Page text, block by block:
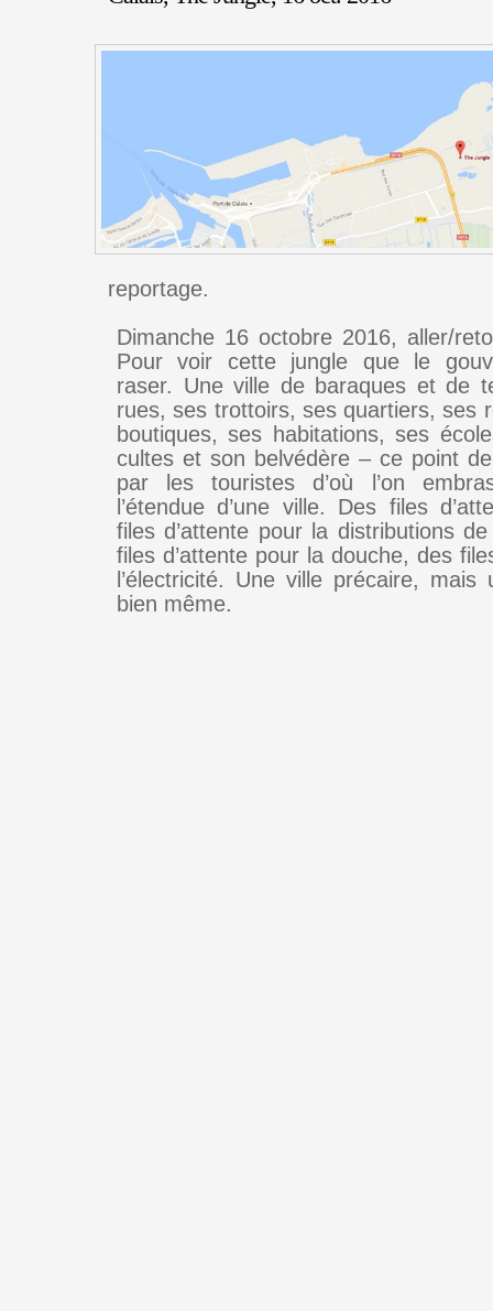
reportage.
Dimanche 16 octobre 2016, aller/
Pour voir cette jungle que le
raser. Une ville de baraques et de
rues, ses trottoirs, ses quartiers, ses
boutiques, ses habitations, ses
cultes et son belvédère – ce point
par les touristes d’où l’on
l’étendue d’une ville. Des files
files d’attente pour la distributions
files d’attente pour la douche, des
l’électricité. Une ville précaire, mais
bien même.